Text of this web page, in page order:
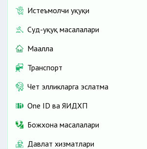
Истеъмолчи ҳуқуқи
Суд-ҳуқуқ масалалари
Маҳалла
Транспорт
Чет элликларга эслатма
One ID ва ЯИДХП
Божхона масалалари
Давлат хизматлари